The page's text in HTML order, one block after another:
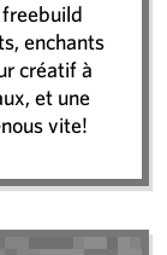
enchants
créatif à
et une
vite!